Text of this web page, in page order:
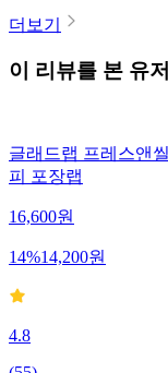
더보기
이 리뷰를 본 유
글래드랩 프레스앤
피 포장랩
16,600원
14%14,200원
4.8